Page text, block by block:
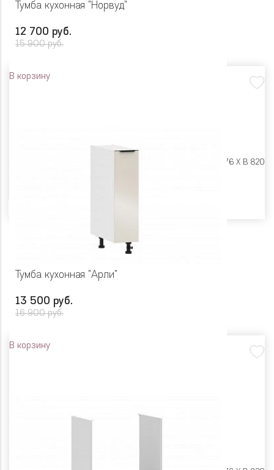
Тумба кухонная "Норвуд"
12 700 руб.
15 900 руб.
В корзину
Ш 200 X Г 576 X В 820
Тумба кухонная "Арли"
13 500 руб.
16 900 руб.
В корзину